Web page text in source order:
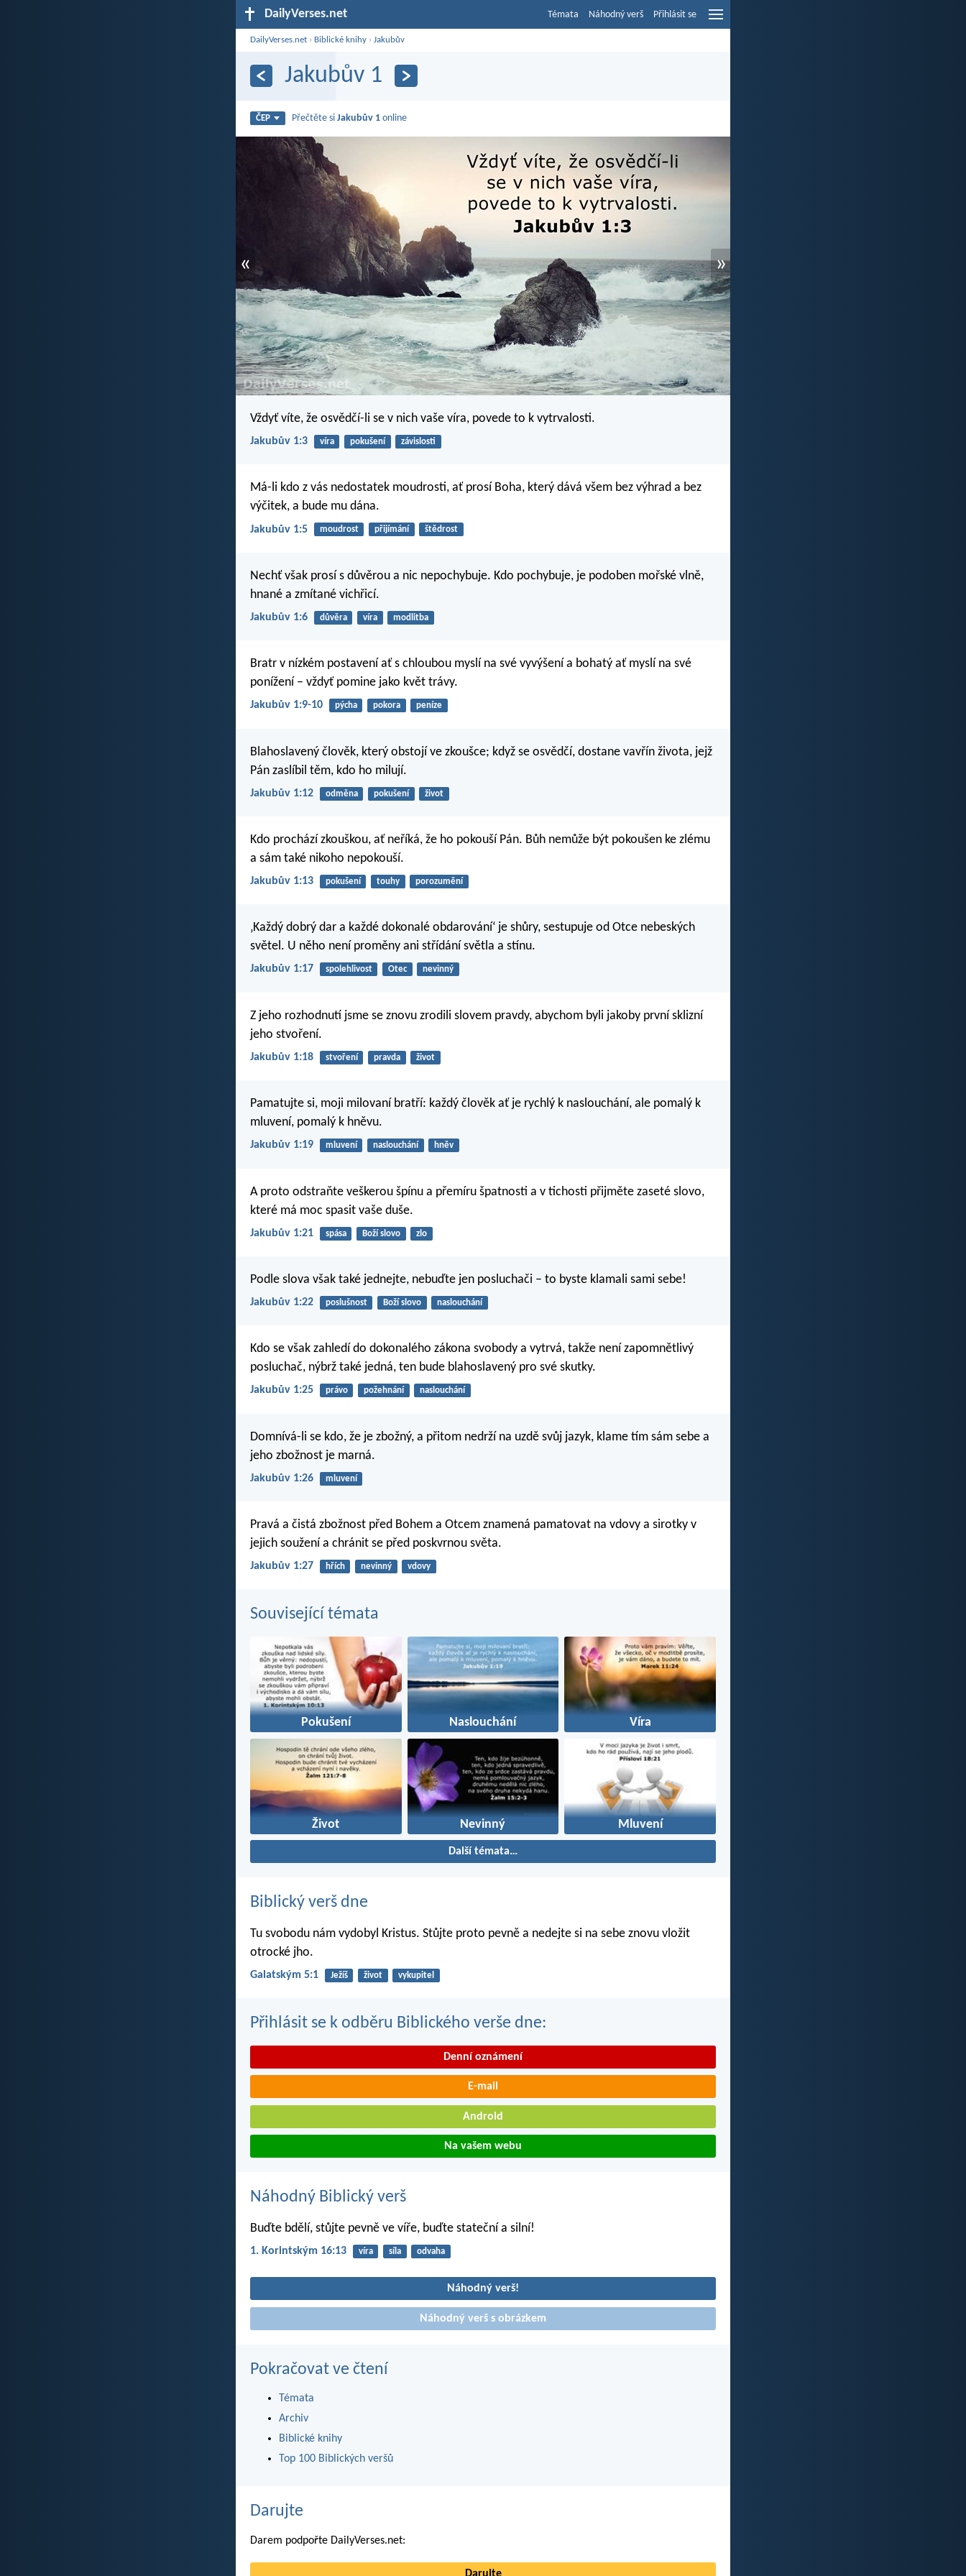
DailyVerses.net Témata Náhodný verš Přihlásit se
DailyVerses.net › Biblické knihy ›Jakubův
Jakubův 1
ČEP Přečtěte siJakubův 1 online
« »
Vždyť víte, že osvědčí-li se v nich vaše víra, povede to k vytrvalosti.
Jakubův 1:3 víra pokušení závislosti
Má-li kdo z vás nedostatek moudrosti, ať prosí Boha, který dává všem bez výhrad a bez
výčitek, a bude mu dána.
Jakubův 1:5 moudrost přijímání štědrost
Nechť však prosí s důvěrou a nic nepochybuje. Kdo pochybuje, je podoben mořské vlně,
hnané a zmítané vichřicí.
Jakubův 1:6 důvěra víra modlitba
Bratr v nízkém postavení ať s chloubou myslí na své vyvýšení a bohatý ať myslí na své
ponížení – vždyť pomine jako květ trávy.
Jakubův 1:9-10 pýcha pokora peníze
Blahoslavený člověk, který obstojí ve zkoušce; když se osvědčí, dostane vavřín života, jejž
Pán zaslíbil těm, kdo ho milují.
Jakubův 1:12 odměna pokušení život
Kdo prochází zkouškou, ať neříká, že ho pokouší Pán. Bůh nemůže být pokoušen ke zlému
a sám také nikoho nepokouší.
Jakubův 1:13 pokušení touhy porozumění
‚Každý dobrý dar a každé dokonalé obdarování‘ je shůry, sestupuje od Otce nebeských
světel. U něho není proměny ani střídání světla a stínu.
Jakubův 1:17 spolehlivost Otec nevinný
Z jeho rozhodnutí jsme se znovu zrodili slovem pravdy, abychom byli jakoby první sklizní
jeho stvoření.
Jakubův 1:18 stvoření pravda život
Pamatujte si, moji milovaní bratří: každý člověk ať je rychlý k naslouchání, ale pomalý k
mluvení, pomalý k hněvu.
Jakubův 1:19 mluvení naslouchání hněv
A proto odstraňte veškerou špínu a přemíru špatnosti a v tichosti přijměte zaseté slovo,
které má moc spasit vaše duše.
Jakubův 1:21 spása Boží slovo zlo
Podle slova však také jednejte, nebuďte jen posluchači – to byste klamali sami sebe!
Jakubův 1:22 poslušnost Boží slovo naslouchání
Kdo se však zahledí do dokonalého zákona svobody a vytrvá, takže není zapomnětlivý
posluchač, nýbrž také jedná, ten bude blahoslavený pro své skutky.
Jakubův 1:25 právo požehnání naslouchání
Domnívá-li se kdo, že je zbožný, a přitom nedrží na uzdě svůj jazyk, klame tím sám sebe a
jeho zbožnost je marná.
Jakubův 1:26 mluvení
Pravá a čistá zbožnost před Bohem a Otcem znamená pamatovat na vdovy a sirotky v
jejich soužení a chránit se před poskvrnou světa.
Jakubův 1:27 hřích nevinný vdovy
Související témata
Pokušení Naslouchání Víra
Život Nevinný Mluvení
Další témata…
Biblický verš dne
Tu svobodu nám vydobyl Kristus. Stůjte proto pevně a nedejte si na sebe znovu vložit
otrocké jho.
Galatským 5:1 Ježíš život vykupitel
Přihlásit se k odběru Biblického verše dne:
Denní oznámení
E-mail
Android
Na vašem webu
Náhodný Biblický verš
Buďte bdělí, stůjte pevně ve víře, buďte stateční a silní!
1. Korintským 16:13 víra síla odvaha
Náhodný verš!
Náhodný verš s obrázkem
Pokračovat ve čtení
Témata
Archiv
Biblické knihy
Top 100 Biblických veršů
Darujte
Darem podpořte DailyVerses.net:
Darujte